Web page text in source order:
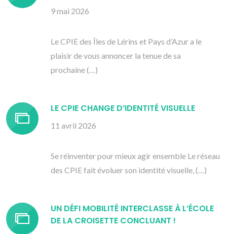
9 mai 2026
Le CPIE des Îles de Lérins et Pays d’Azur a le
plaisir de vous annoncer la tenue de sa
prochaine (…)
LE CPIE CHANGE D’IDENTITÉ VISUELLE
11 avril 2026
Se réinventer pour mieux agir ensemble Le réseau
des CPIE fait évoluer son identité visuelle, (…)
UN DÉFI MOBILITÉ INTERCLASSE À L’ÉCOLE
DE LA CROISETTE CONCLUANT !